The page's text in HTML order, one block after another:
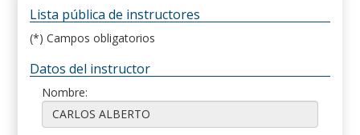
Lista pública de instructores
(*) Campos obligatorios
Datos del instructor
Nombre: